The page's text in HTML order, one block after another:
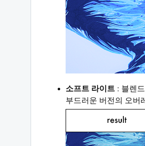
소프트 라이트 : 블렌
부드러운 버전의 오버